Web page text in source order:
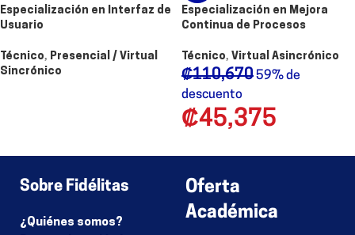
Especialización en Interfaz de
Usuario
Técnico, Presencial / Virtual
Sincrónico
Especialización en Mejora
Continua de Procesos
Técnico, Virtual Asincrónico
₡110,67059% de
descuento
₡45,375
Sobre Fidélitas
¿Quiénes somos?
Oferta
Académica